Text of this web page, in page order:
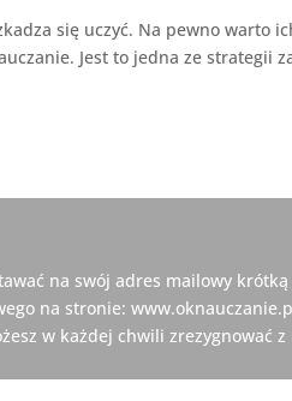
się uczyć. Na pewno warto
Jest to jedna ze strategii
na swój adres mailowy
na stronie:
w każdej chwili zrezygnować z